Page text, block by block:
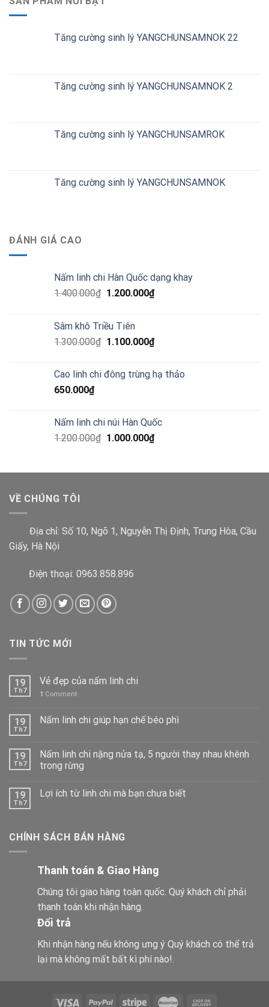
Tăng cường sinh lý YANGCHUNSAMNOK 22
Tăng cường sinh lý YANGCHUNSAMNOK 2
Tăng cường sinh lý YANGCHUNSAMROK
Tăng cường sinh lý YANGCHUNSAMNOK
ĐÁNH GIÁ CAO
Nấm linh chi Hàn Quốc dạng khay
1.400.000₫ 1.200.000₫
Sâm khô Triều Tiên
1.300.000₫ 1.100.000₫
Cao linh chi đông trùng hạ thảo
650.000₫
Nấm linh chi núi Hàn Quốc
1.200.000₫ 1.000.000₫
VỀ CHÚNG TÔI
Địa chỉ: Số 10, Ngõ 1, Nguyễn Thị Định, Trung Hòa, Cầu
Giấy, Hà Nội
Điện thoại: 0963.858.896
TIN TỨC MỚI
19
Th7
Vẻ đẹp của nấm linh chi
1 Comment
19
Th7
Nấm linh chi giúp hạn chế béo phì
19
Th7
Nấm linh chi nặng nửa tạ, 5 người thay nhau khênh
trong rừng
19
Th7
Lợi ích từ linh chi mà bạn chưa biết
CHÍNH SÁCH BÁN HÀNG
Thanh toán & Giao Hàng
Chúng tôi giao hàng toàn quốc. Quý khách chỉ phải
thanh toán khi nhận hàng.
Đổi trả
Khi nhận hàng nếu không ưng ý Quý khách có thể trả
lại mà không mất bất kì phí nào!.